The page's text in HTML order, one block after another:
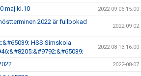
maj kl.10 2022-09-06 15:00
2022 är fullbokad
2022-09-02
HSS Simskola
2022-08-13 16:00
2022-08-07